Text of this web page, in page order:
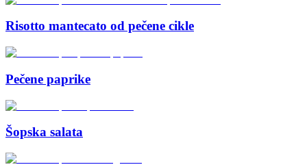
Risotto mantecato od pečene cikle
Pečene paprike
Šopska salata